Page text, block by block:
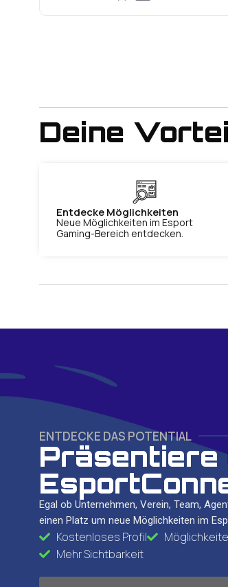
Deine
Entdecke Möglichkeiten
Neue Möglichkeiten im Esport
Gaming-Bereich entdecken.
ENTDECKE DAS POTENTIAL
Präsentiere
Egal ob Unternehmen, Verein, Team,
einen Platz um neue Möglichkeiten im
Kostenloses Profil
Mehr Sichtbarkeit